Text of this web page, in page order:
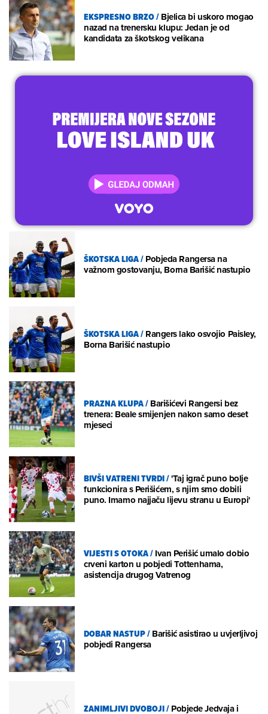
EKSPRESNO BRZO/Bjelica bi uskoro mogao
nazad na trenersku klupu: Jedan je od
kandidata za škotskog velikana
ŠKOTSKA LIGA/Pobjeda Rangersa na
važnom gostovanju, Borna Barišić nastupio
ŠKOTSKA LIGA/Rangers lako osvojio Paisley,
Borna Barišić nastupio
PRAZNA KLUPA/Barišićevi Rangersi bez
trenera: Beale smijenjen nakon samo deset
mjeseci
BIVŠI VATRENI TVRDI/'Taj igrač puno bolje
funkcionira s Perišićem, s njim smo dobili
puno. Imamo najjaču lijevu stranu u Europi'
VIJESTI S OTOKA/Ivan Perišić umalo dobio
crveni karton u pobjedi Tottenhama,
asistencija drugog Vatrenog
DOBAR NASTUP/Barišić asistirao u uvjerljivoj
pobjedi Rangersa
ZANIMLJIVI DVOBOJI/Pobjede Jedvaja i